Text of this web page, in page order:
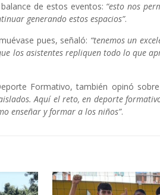
de estos eventos: “esto nos
generando estos espacios”.
pues, señaló: “tenemos un
los asistentes repliquen todo lo que
Formativo, también opinó
Aquí el reto, en deporte
enseñar y formar a los niños”.